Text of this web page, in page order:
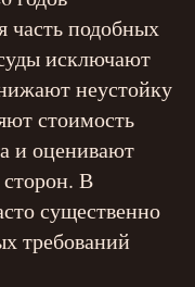
часть подобных
исключают
неустойку
стоимость
и оценивают
сторон. В
существенно
требований